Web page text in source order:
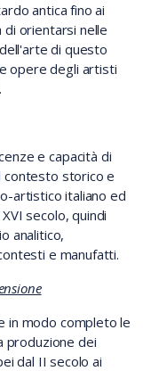
antica fino ai
di orientarsi nelle
di questo
opere degli artisti
e capacità di
contesto storico e
artistico italiano ed
secolo, quindi
analitico,
e manufatti.
in modo completo le
produzione dei
dal II secolo ai